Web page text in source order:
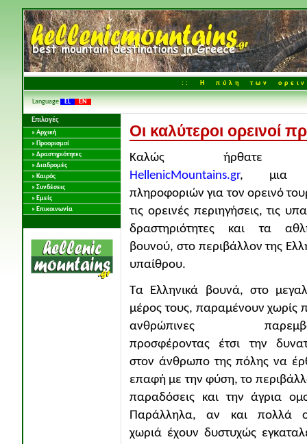
:: Η πύλη των
Language EL EN
Επιλογές
» Αρχική
» Προορισμοί
» Δραστηριότητες
» Διαδρομές
» Καιρός
» Συνδέσεις
» Εμείς
» Επικοινωνία
Οι καλύτεροι ορεινοί
Καλώς ήρθατε
HellenicMountains.gr, μια
πληροφοριών για τον ορεινό
τις ορεινές περιηγήσεις, τις
δραστηριότητες και τα
βουνού, στο περιβάλλον της
υπαίθρου.
Τα Ελληνικά βουνά, στο
μέρος τους, παραμένουν χωρίς
ανθρώπινες
προσφέροντας έτσι την
στον άνθρωπο της πόλης να
επαφή με την φύση, το
παραδόσεις και την άγρια
Παράλληλα, αν και πολλά
χωριά έχουν δυστυχώς